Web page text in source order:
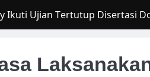
Ikuti Ujian Tertutup Disertasi